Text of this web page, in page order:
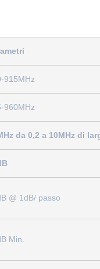
915MHz
960MHz
da 0,2 a 10MHz di
@ 1dB/ passo
Min.